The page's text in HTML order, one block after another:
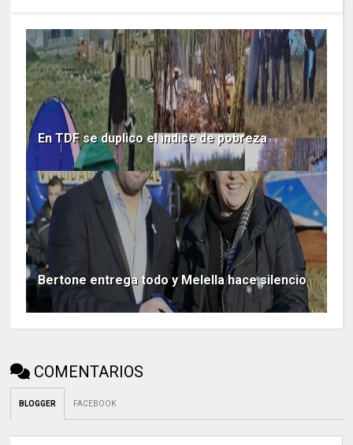
En TDF se duplico el indice de pobreza
Bertone entrega todo y Melella hace silencio
COMENTARIOS
BLOGGER FACEBOOK